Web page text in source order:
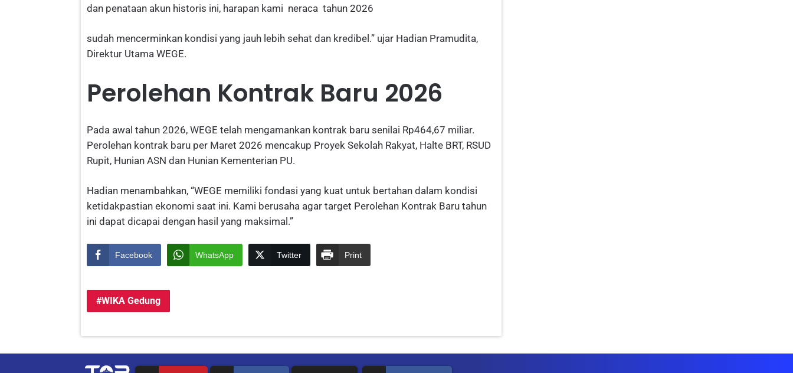
dan penataan akun historis ini, harapan kami neraca tahun 2026
sudah mencerminkan kondisi yang jauh lebih sehat dan kredibel.” ujar Hadian Pramudita,
Direktur Utama WEGE.
Perolehan Kontrak Baru 2026
Pada awal tahun 2026, WEGE telah mengamankan kontrak baru senilai Rp464,67 miliar.
Perolehan kontrak baru per Maret 2026 mencakup Proyek Sekolah Rakyat, Halte BRT, RSUD
Rupit, Hunian ASN dan Hunian Kementerian PU.
Hadian menambahkan, “WEGE memiliki fondasi yang kuat untuk bertahan dalam kondisi
ketidakpastian ekonomi saat ini. Kami berusaha agar target Perolehan Kontrak Baru tahun
ini dapat dicapai dengan hasil yang maksimal.”
Facebook WhatsApp Twitter Print
WIKA Gedung